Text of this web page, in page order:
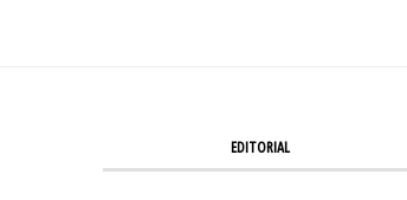
EDITORIAL